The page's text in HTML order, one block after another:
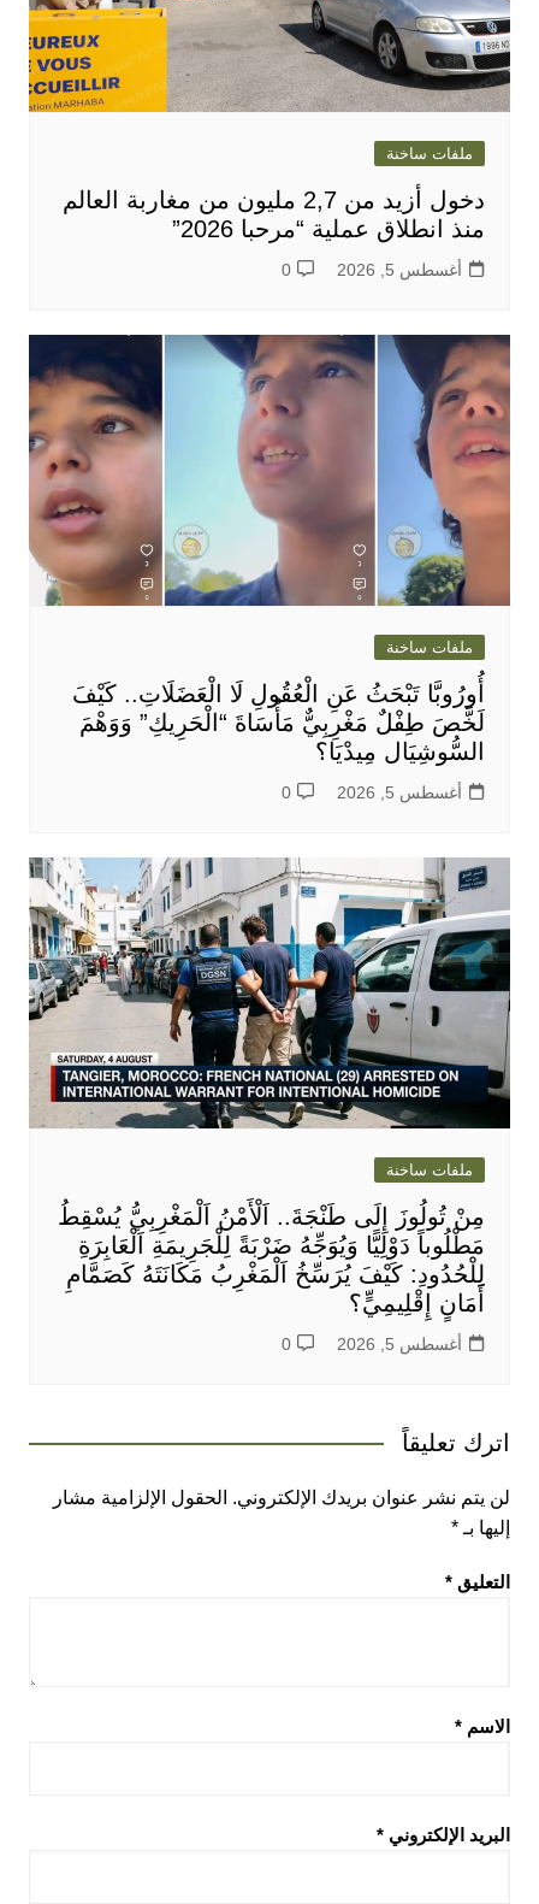
ملفات ساخنة
دخول أزيد من 2,7 مليون من مغاربة العالم
منذ انطلاق عملية “مرحبا 2026”
أغسطس 5, 2026 0
ملفات ساخنة
أُورُوبَّا تَبْحَثُ عَنِ الْعُقُولِ لَا الْعَضَلَاتِ.. كَيْفَ
لَخَّصَ طِفْلٌ مَغْرِبِيٌّ مَأْسَاةَ “الْحَرِيكِ” وَوَهْمَ
السُّوشِيَال مِيدْيَا؟
أغسطس 5, 2026 0
ملفات ساخنة
مِنْ تُولُوزَ إِلَى طَنْجَةَ.. اَلْأَمْنُ اَلْمَغْرِبِيُّ يُسْقِطُ
مَطْلُوباً دَوْلِيًّا وَيُوَجِّهُ ضَرْبَةً لِلْجَرِيمَةِ اَلْعَابِرَةِ
لِلْحُدُودِ: كَيْفَ يُرَسِّخُ اَلْمَغْرِبُ مَكَانَتَهُ كَصَمَّامِ
أَمَانٍ إِقْلِيمِيٍّ؟
أغسطس 5, 2026 0
اترك تعليقاً
لن يتم نشر عنوان بريدك الإلكتروني. الحقول الإلزامية مشار
إليها بـ *
التعليق *
الاسم *
البريد الإلكتروني *